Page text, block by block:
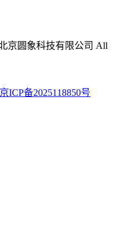
京圆象科技有限公司 All
京ICP备2025118850号